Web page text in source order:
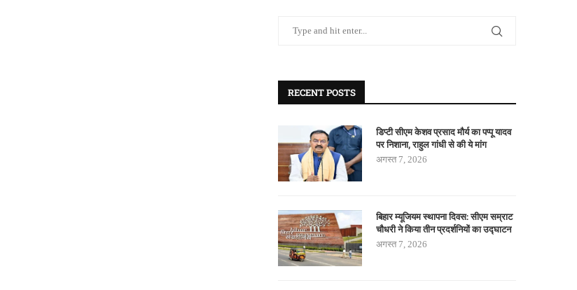
RECENT POSTS
डिप्टी सीएम केशव प्रसाद मौर्य का पप्पू यादव
पर निशाना, राहुल गांधी से की ये मांग
अगस्त 7, 2026
बिहार म्यूजियम स्थापना दिवस: सीएम सम्राट
चौधरी ने किया तीन प्रदर्शनियों का उद्घाटन
अगस्त 7, 2026